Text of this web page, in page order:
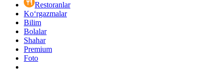
Restoranlar
Ko‘rgazmalar
Bilim
Bolalar
Shahar
Premium
Foto